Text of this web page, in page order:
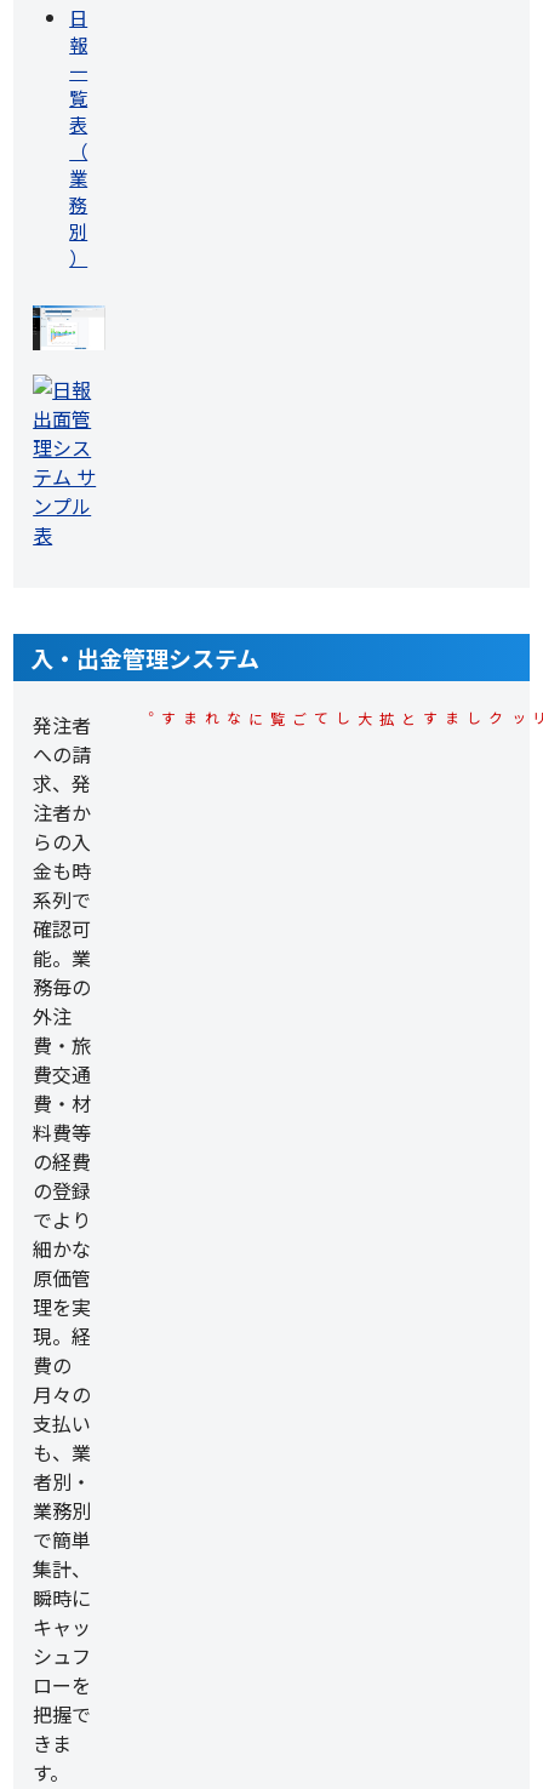
日
報
一
覧
表
（
業
務
別
）
入・出金管理システム
発注者
への請
求、発
注者か
らの入
金も時
系列で
確認可
能。業
務毎の
外注
費・旅
費交通
費・材
料費等
の経費
の登録
でより
細かな
原価管
理を実
現。経
費の
月々の
支払い
も、業
者別・
業務別
で簡単
集計、
瞬時に
キャッ
シュフ
ローを
把握で
きま
す。
※各サンプル画面上でクリックしますと拡大してご覧になれます。